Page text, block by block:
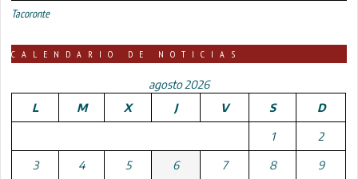
Tacoronte
CALENDARIO DE NOTICIAS
agosto 2026
L
M X J V S D
1 2
3 4 5 6 7 8 9